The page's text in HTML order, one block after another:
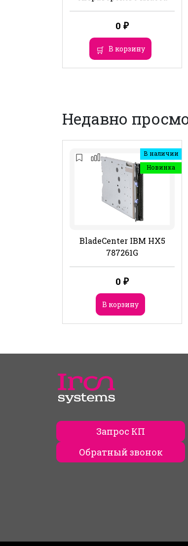
0 ₽
В корзину
Недавно
В наличии
Новинка
BladeCenter IBM HX5
787261G
0 ₽
В корзину
Запрос КП
Обратный звонок